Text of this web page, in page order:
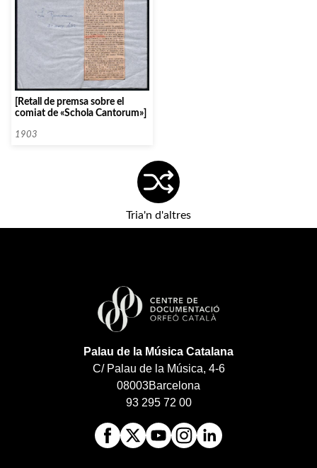
[Retall de premsa sobre el
comiat de «Schola Cantorum»]
1903
Tria'n d'altres
Palau de la Música Catalana
C/ Palau de la Música, 4-6
08003Barcelona
93 295 72 00